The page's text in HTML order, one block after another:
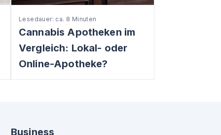
Lesedauer: ca. 8 Minuten
Cannabis Apotheken im
Vergleich: Lokal- oder
Online-Apotheke?
Business